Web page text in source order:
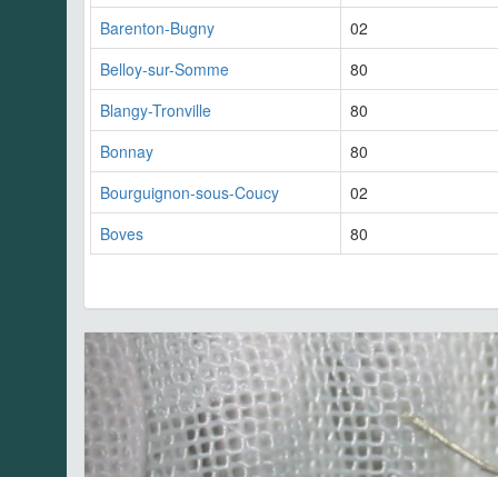
Barenton-Bugny
02
Belloy-sur-Somme
80
Blangy-Tronville
80
Bonnay
80
Bourguignon-sous-Coucy
02
Boves
80